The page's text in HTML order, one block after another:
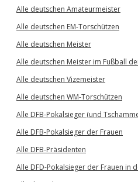
Alle deutschen Amateurmeister
Alle deutschen EM-Torschützen
Alle deutschen Meister
Alle deutschen Meister im Fußball
Alle deutschen Vizemeister
Alle deutschen WM-Torschützen
Alle DFB-Pokalsieger (und
Alle DFB-Pokalsieger der Frauen
Alle DFB-Präsidenten
Alle DFD-Pokalsieger der Frauen in